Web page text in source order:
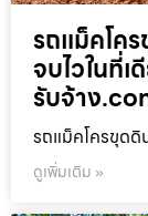
รถแม็คโค
จบไวในที่เ
รับจ้าง
รถแม็คโครขุด
ดูเพิ่มเติม »